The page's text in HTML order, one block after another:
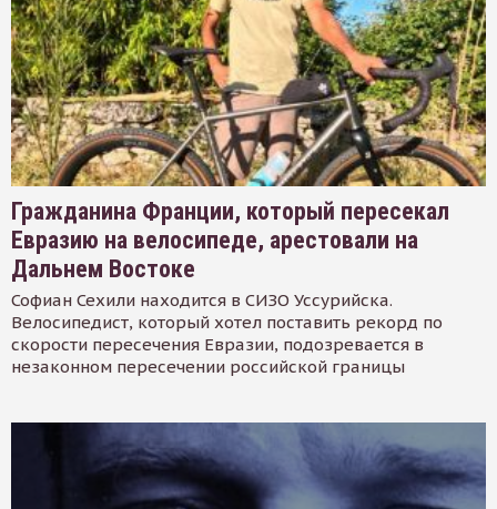
Гражданина Франции, который пересекал
Евразию на велосипеде, арестовали на
Дальнем Востоке
Софиан Сехили находится в СИЗО Уссурийска.
Велосипедист, который хотел поставить рекорд по
скорости пересечения Евразии, подозревается в
незаконном пересечении российской границы